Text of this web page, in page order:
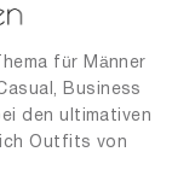
für Männer
Business
den ultimativen
Outfits von